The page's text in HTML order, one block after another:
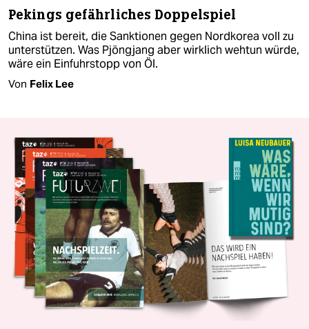
Pekings gefährliches Doppelspiel
China ist bereit, die Sanktionen gegen Nordkorea voll zu
unterstützen. Was Pjöngjang aber wirklich wehtun würde,
wäre ein Einfuhrstopp von Öl.
Von Felix Lee